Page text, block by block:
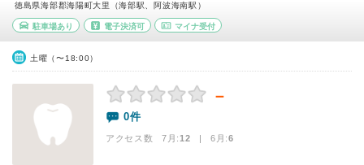
徳島県海部郡海陽町大里（海部駅、阿波海南駅）
駐車場あり 電子決済可 マイナ受付
土曜（〜18:00）
－
0件
アクセス数 7月:12 | 6月:6